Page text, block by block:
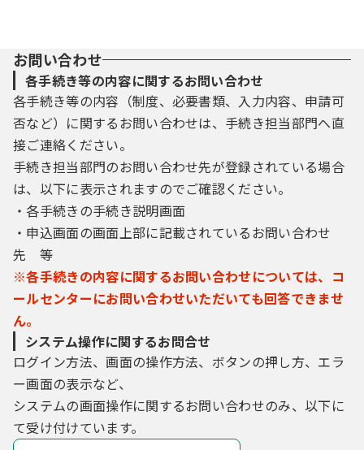
お問い合わせ
各手続き等の内容に関するお問い合わせ
各手続き等の内容（制度、必要書類、入力内容、申請可
否など）に関するお問い合わせは、手続き担当部門へ直
接ご連絡ください。
手続き担当部門のお問い合わせ先が登録されている場合
は、以下に表示されますのでご確認ください。
・各手続きの手続き説明画面
・申込画面の画面上部に記載されているお問い合わせ
先 等
※各手続きの内容に関するお問い合わせについては、コ
ールセンターにお問い合わせいただいても回答できませ
ん。
システム操作に関するお問合せ
ログイン方法、画面の操作方法、ボタンの押し方、エラ
ー画面の表示など、
システムの画面操作に関するお問い合わせのみ、以下に
て受け付けています。